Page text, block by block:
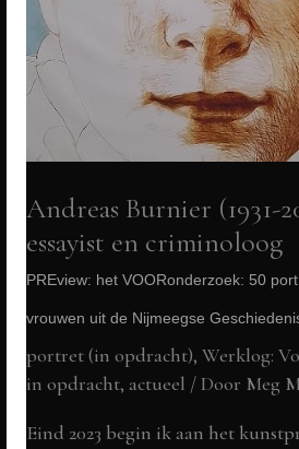
Andreas Burnier (1931-
essayist en criminoloog
PREview: het VOORonderzoek: 50
vrouwen uit de Nijmeegse
portret (in opdracht),Werklog:
in opdracht, actueel / Door Meg
Eind 2023 begin ik aan het